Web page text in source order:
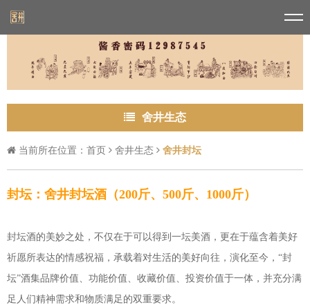
舍井生态
当前所在位置： 首页 舍井生态 舍井封坛
封坛：舍井封坛酒（200斤、500斤、1000斤）
封坛酒的美妙之处，不仅在于可以得到一坛美酒，更在于蕴含着美好
祈愿所表达的情感祝福，承载着对生活的美好向往，演化至今，“封
坛”酒集品牌价值、功能价值、收藏价值、投资价值于一体，并充分满
足人们精神需求和物质满足的双重要求。